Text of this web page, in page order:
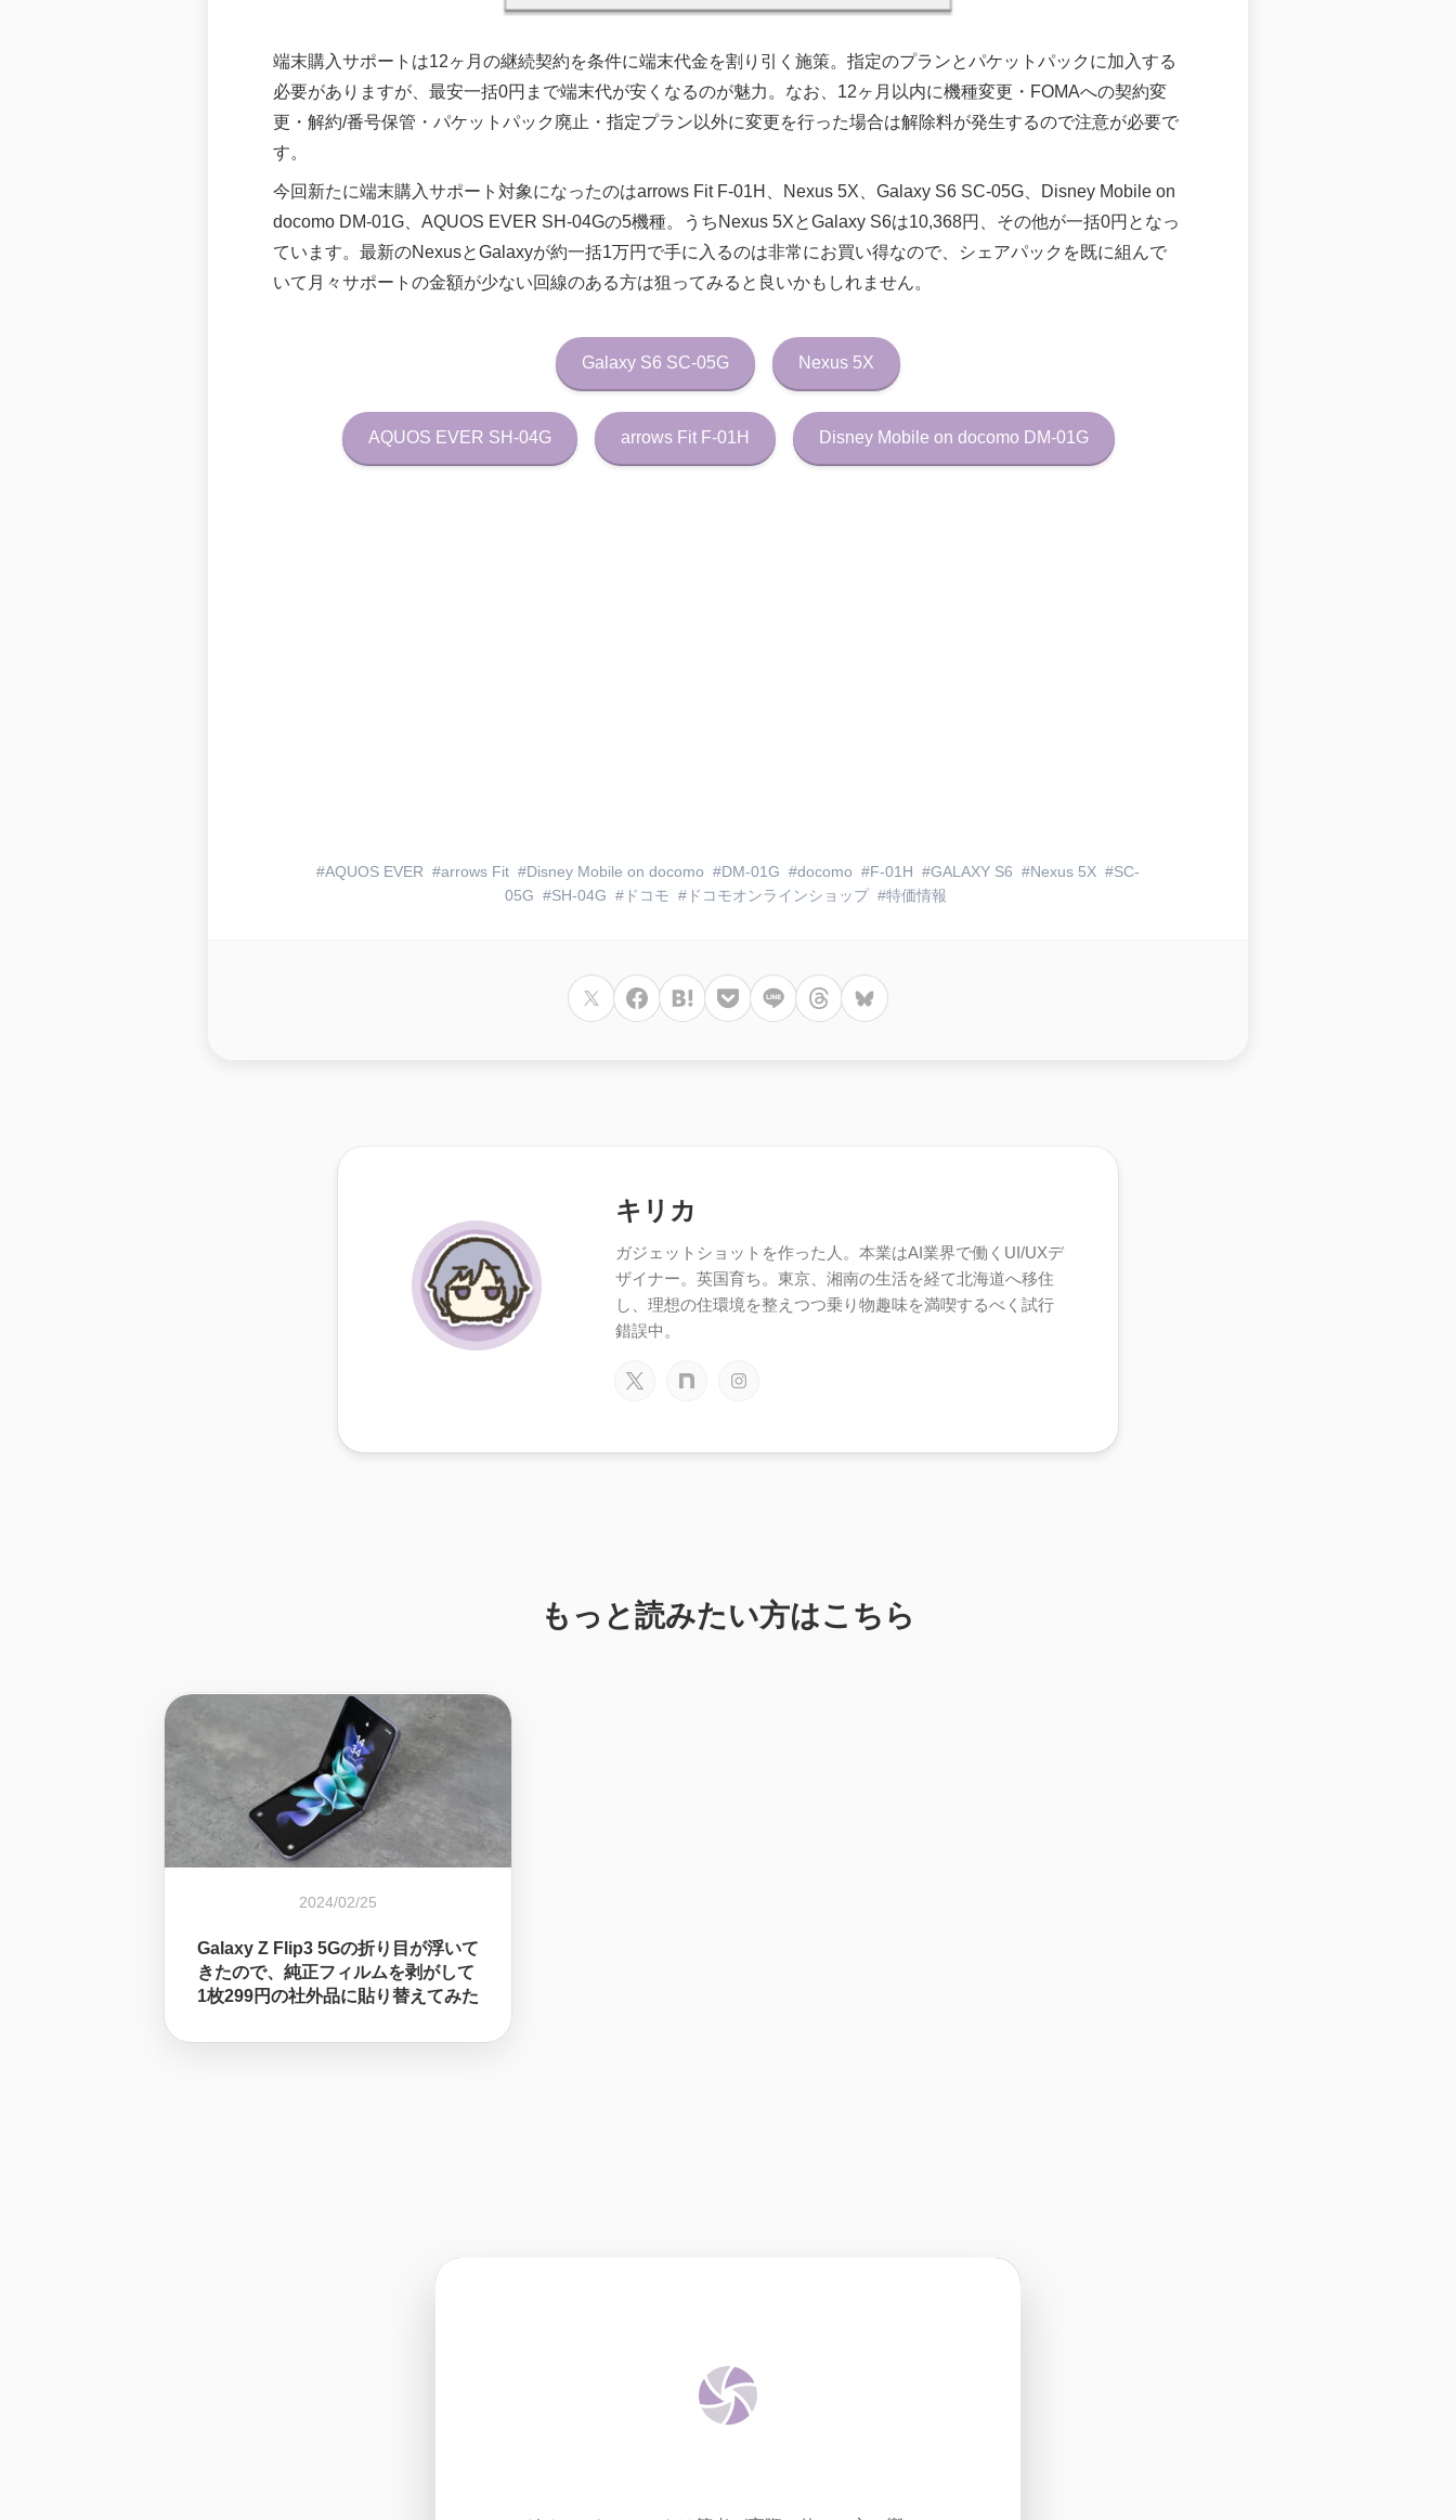
端末購入サポートは12ヶ月の継続契約を条件に端末代金を割り引く施策。指定のプランとパケットパックに加入する
必要がありますが、最安一括0円まで端末代が安くなるのが魅力。なお、12ヶ月以内に機種変更・FOMAへの契約変
更・解約/番号保管・パケットパック廃止・指定プラン以外に変更を行った場合は解除料が発生するので注意が必要で
す。
今回新たに端末購入サポート対象になったのはarrows Fit F-01H、Nexus 5X、Galaxy S6 SC-05G、Disney Mobile on
docomo DM-01G、AQUOS EVER SH-04Gの5機種。うちNexus 5XとGalaxy S6は10,368円、その他が一括0円となっ
ています。最新のNexusとGalaxyが約一括1万円で手に入るのは非常にお買い得なので、シェアパックを既に組んで
いて月々サポートの金額が少ない回線のある方は狙ってみると良いかもしれません。
Galaxy S6 SC-05G Nexus 5X
AQUOS EVER SH-04G arrows Fit F-01H Disney Mobile on docomo DM-01G
AQUOS EVER arrows Fit Disney Mobile on docomo DM-01G docomo F-01H GALAXY S6 Nexus 5X
SC-
05G
SH-04G ドコモ ドコモオンラインショップ 特価情報
キリカ
ガジェットショットを作った人。本業はAI業界で働くUI/UXデ
ザイナー。英国育ち。東京、湘南の生活を経て北海道へ移住
し、理想の住環境を整えつつ乗り物趣味を満喫するべく試行
錯誤中。
もっと読みたい方はこちら
2024/02/25
Galaxy Z Flip3 5Gの折り目が浮いて
きたので、純正フィルムを剥がして
1枚299円の社外品に貼り替えてみた